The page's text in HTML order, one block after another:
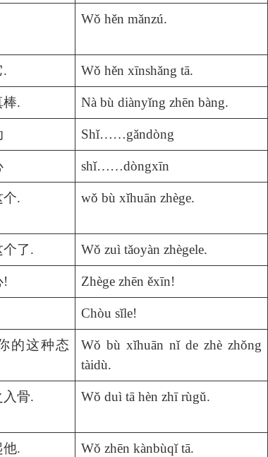
Wǒ hěn mǎnzú.
. Wǒ hěn xīnshǎng tā.
棒. Nà bù diànyǐng zhēn bàng.
Shǐ……gǎndòng
shǐ……dòngxīn
个. wǒ bù xǐhuān zhège.
了. Wǒ zuì tǎoyàn zhègele.
! Zhège zhēn ěxīn!
Chòu sǐle!
的这种态
Wǒ bù xǐhuān nǐ de zhè zhǒng
tàidù.
入骨. Wǒ duì tā hèn zhī rùgǔ.
他. Wǒ zhēn kànbùqǐ tā.